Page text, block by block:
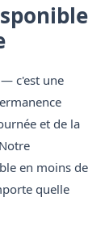
c'est une
et de la
en moins de
quelle